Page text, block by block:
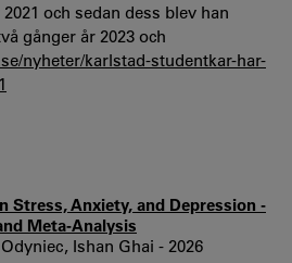
och sedan dess blev han
gånger år 2023 och
nyheter/karlstad-studentkar-har-
Stress, Anxiety, and Depression -
Meta‐Analysis
Ishan Ghai - 2026